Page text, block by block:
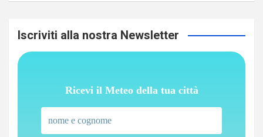
Iscriviti alla nostra Newsletter
Ricevi il Meteo della tua città